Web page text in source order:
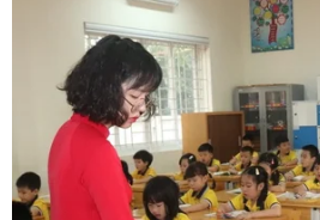
nguồn lực phát triển từ các địa
phương
09/08/2026 05:48
Xây dựng hành lang pháp lý
gỡ điểm nghẽn, đưa công